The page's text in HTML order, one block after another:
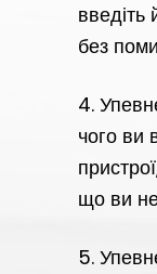
введіть
без
4.
чого ви
що ви
5.